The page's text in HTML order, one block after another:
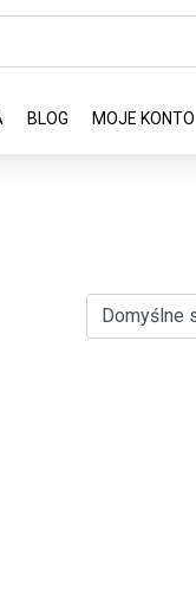
BLOG MOJE KONTO